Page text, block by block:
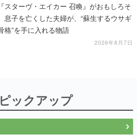
スターヴ・エイカー 召喚』がおもしろそ
息子を亡くした夫婦が、“蘇生するウサギ
格”を手に入れる物語
2026年8月7日
ックアップ